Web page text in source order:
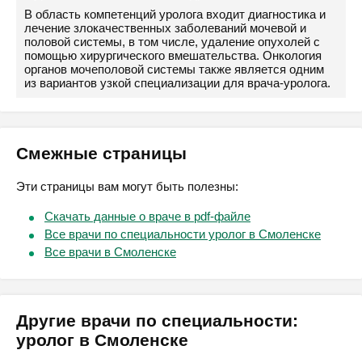
В область компетенций уролога входит диагностика и
лечение злокачественных заболеваний мочевой и
половой системы, в том числе, удаление опухолей с
помощью хирургического вмешательства. Онкология
органов мочеполовой системы также является одним
из вариантов узкой специализации для врача-уролога.
Смежные страницы
Эти страницы вам могут быть полезны:
Скачать данные о враче в pdf-файле
Все врачи по специальности уролог в Смоленске
Все врачи в Смоленске
Другие врачи по специальности:
уролог в Смоленске